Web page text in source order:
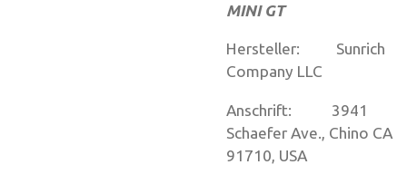
MINI GT
Hersteller: Sunrich
Company LLC
Anschrift: 3941
Schaefer Ave., Chino CA
91710, USA